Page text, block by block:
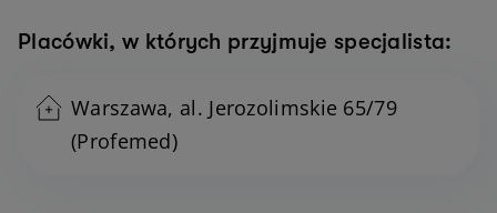
Placówki, w których przyjmuje specjalista:
Warszawa, al. Jerozolimskie 65/79
(Profemed)